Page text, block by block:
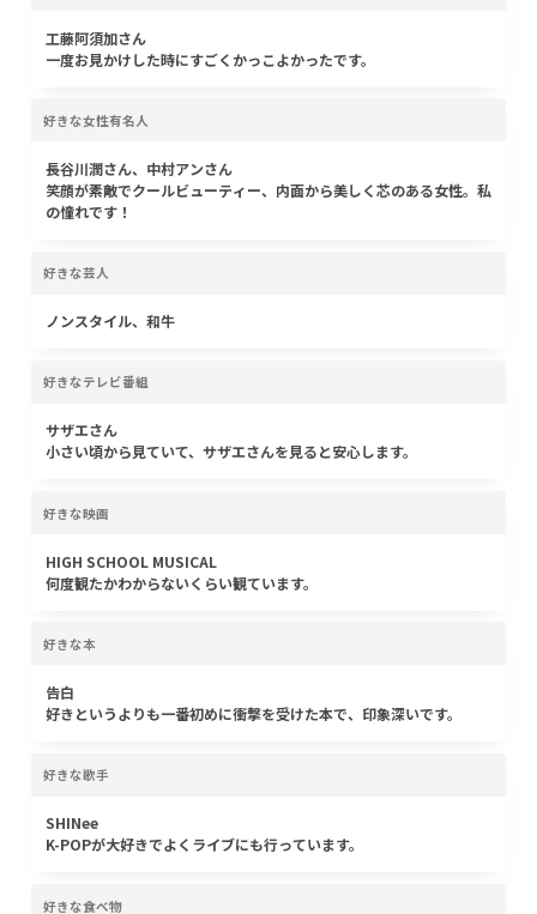
工藤阿須加さん
一度お見かけした時にすごくかっこよかったです。
好きな女性有名人
長谷川潤さん、中村アンさん
笑顔が素敵でクールビューティー、内面から美しく芯のある女性。私
の憧れです！
好きな芸人
ノンスタイル、和牛
好きなテレビ番組
サザエさん
小さい頃から見ていて、サザエさんを見ると安心します。
好きな映画
HIGH SCHOOL MUSICAL
何度観たかわからないくらい観ています。
好きな本
告白
好きというよりも一番初めに衝撃を受けた本で、印象深いです。
好きな歌手
SHINee
K-POPが大好きでよくライブにも行っています。
好きな食べ物